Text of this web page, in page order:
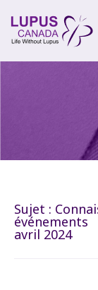
Sujet :
événements
avril 2024